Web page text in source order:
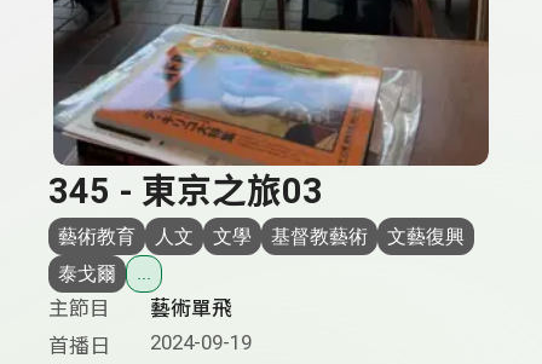
345 - 東京之旅03
藝術教育 人文 文學 基督教藝術
文藝復興
泰戈爾
主節目
藝術單飛
首播日
2024-09-19